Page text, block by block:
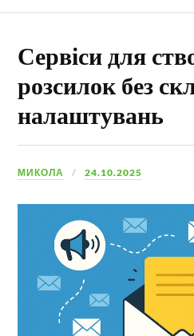
Сервіси для
розсилок без
налаштувань
МИКОЛА 24.10.2025